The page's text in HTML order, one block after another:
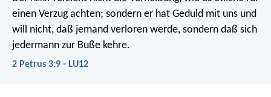
einen Verzug achten; sondern er hat Geduld mit uns und
will nicht, daß jemand verloren werde, sondern daß sich
jedermann zur Buße kehre.
2 Petrus 3:9 - LU12